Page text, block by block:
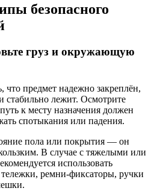
безопасного
груз и окружающую
что предмет надежно закреплён,
стабильно лежит. Осмотрите
к месту назначения должен
спотыкания или падения.
пола или покрытия — он
В случае с тяжелыми или
использовать
тележки, ремни-фиксаторы, ручки